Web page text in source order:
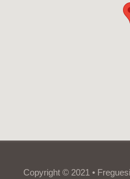
Copyright © 2021 •